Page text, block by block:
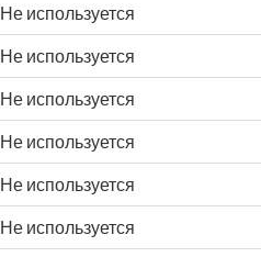
Не используется
Не используется
Не используется
Не используется
Не используется
Не используется